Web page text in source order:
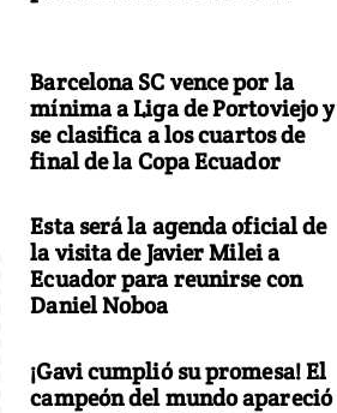
Barcelona SC vence por la
mínima a Liga de Portoviejo y
se clasifica a los cuartos de
final de la Copa Ecuador
Esta será la agenda oficial de
la visita de Javier Milei a
Ecuador para reunirse con
Daniel Noboa
¡Gavi cumplió su promesa! El
campeón del mundo apareció